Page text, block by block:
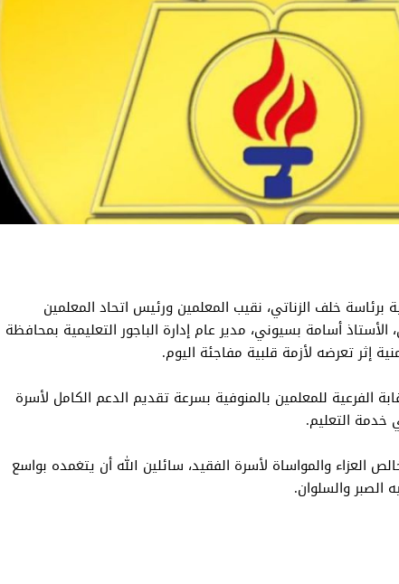
برئاسة خلف الزناتي، نقيب المعلمين ورئيس اتحاد المعلمين
الأستاذ أسامة بسيوني، مدير عام إدارة الباجور التعليمية بمحافظة
إثر تعرضه لأزمة قلبية مفاجئة اليوم.
الفرعية للمعلمين بالمنوفية بسرعة تقديم الدعم الكامل لأسرة
خدمة التعليم.
العزاء والمواساة لأسرة الفقيد، سائلين الله أن يتغمده بواسع
الصبر والسلوان.